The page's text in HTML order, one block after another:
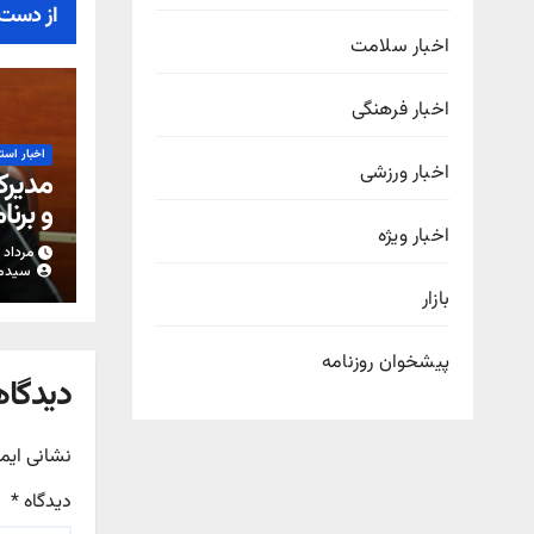
اخبار سلامت
اخبار فرهنگی
اخبار ورزشی
اخبار ویژه
بازار
پیشخوان روزنامه
از
اخبار
و
از
مرداد ۱۷, ۱۴۰۵
نشانی
دیدگاه*